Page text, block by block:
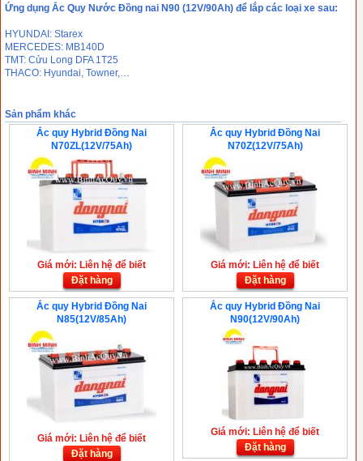
Ứng dụng Ắc Quy Nước Đồng nai N90 (12V/90Ah) để lắp các loại xe sau:
HYUNDAI: Starex
MERCEDES: MB140D
TMT: Cửu Long DFA 1T25
THACO: Hyundai, Towner,…
Sản phẩm khác
Ắc quy Hybrid Đồng Nai
N70ZL(12V/75Ah)
Giá mới: Liên hệ để biết
Đặt hàng
Ắc quy Hybrid Đồng Nai
N70Z(12V/75Ah)
Giá mới: Liên hệ để biết
Đặt hàng
Ắc quy Hybrid Đồng Nai
N85(12V/85Ah)
Giá mới: Liên hệ để biết
Đặt hàng
Ắc quy Hybrid Đồng Nai
N90(12V/90Ah)
Giá mới: Liên hệ để biết
Đặt hàng